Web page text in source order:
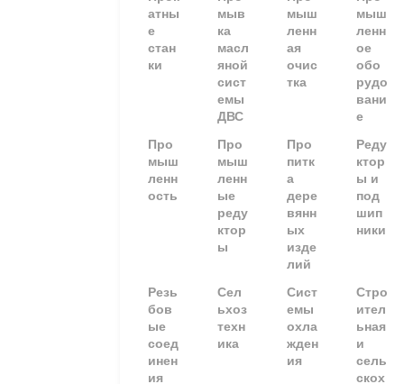
атны
е
стан
ки
мыв
ка
масл
яной
сист
емы
ДВС
мыш
ленн
ая
очис
тка
мыш
ленн
ое
обо
рудо
вани
е
Про
мыш
ленн
ость
Про
мыш
ленн
ые
реду
ктор
ы
Про
питк
а
дере
вянн
ых
изде
лий
Реду
ктор
ы и
под
шип
ники
Резь
бов
ые
соед
инен
ия
Сел
ьхоз
техн
ика
Сист
емы
охла
жден
ия
Стро
ител
ьная
и
сель
скох